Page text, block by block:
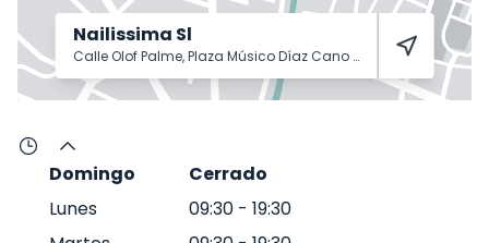
Nailissima Sl
Calle Olof Palme, Plaza Músico Díaz CanoMurcia 30009
Domingo
Cerrado
Lunes
09:30 - 19:30